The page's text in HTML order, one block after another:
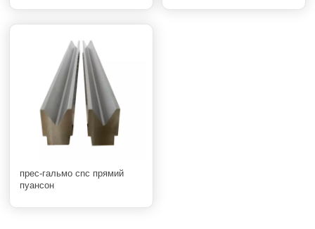
прес-гальмо cnc прямий
пуансон